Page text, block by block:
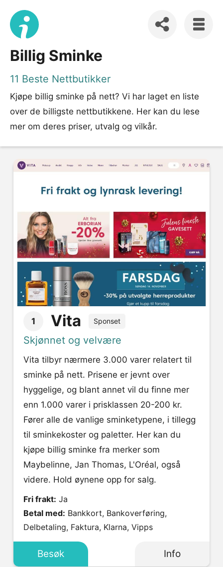
Billig Sminke
11 Beste Nettbutikker
Kjøpe billig sminke på nett? Vi har laget en liste
over de billigste nettbutikkene. Her kan du lese
mer om deres priser, utvalg og vilkår.
1 Vita Sponset
Skjønnet og velvære
Vita tilbyr nærmere 3.000 varer relatert til
sminke på nett. Prisene er jevnt over
hyggelige, og blant annet vil du finne mer
enn 1.000 varer i prisklassen 20-200 kr.
Fører alle de vanlige sminketypene, i tillegg
til sminkekoster og paletter. Her kan du
kjøpe billig sminke fra merker som
Maybelinne, Jan Thomas, L'Oréal, også
videre. Hold øynene opp for salg.
Fri frakt: Ja
Betal med:
Delbetaling, Faktura, Klarna, Vipps
Besøk Info